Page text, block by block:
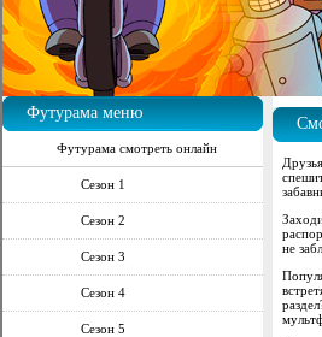
Футурама меню
Футурама смотреть онлайн
Сезон 1
Сезон 2
Сезон 3
Сезон 4
Сезон 5
не